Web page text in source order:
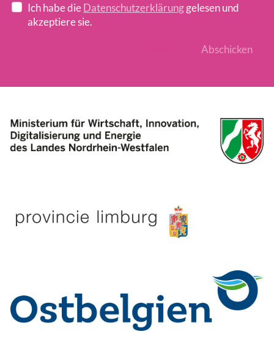
Ich habe dieDatenschutzerklärunggelesen und
akzeptiere sie.
Abschicken